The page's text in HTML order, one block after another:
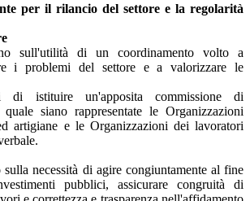
per il rilancio del settore e la regolarità
sull'utilità di un coordinamento volto a
i problemi del settore e a valorizzare le
di istituire un'apposita commissione di
siano rappresentate le Organizzazioni
artigiane e le Organizzazioni dei lavoratori
necessità di agire congiuntamente al fine
pubblici, assicurare congruità di